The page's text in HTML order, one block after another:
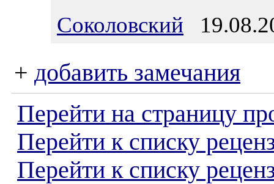
Соколовский
+ добавить замечания
Перейти на страницу
Перейти к списку
Перейти к списку